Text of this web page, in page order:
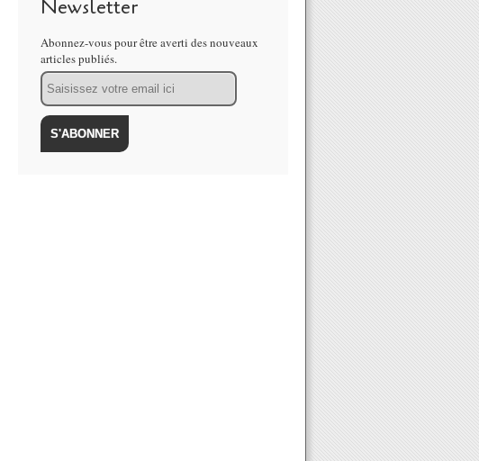
Newsletter
Abonnez-vous pour être averti des nouveaux
articles publiés.
Email